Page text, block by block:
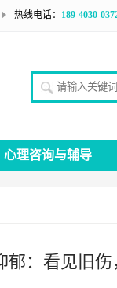
热线电话： 189-4030-
请输入关键词
心理咨询与辅导
郁：看见旧伤